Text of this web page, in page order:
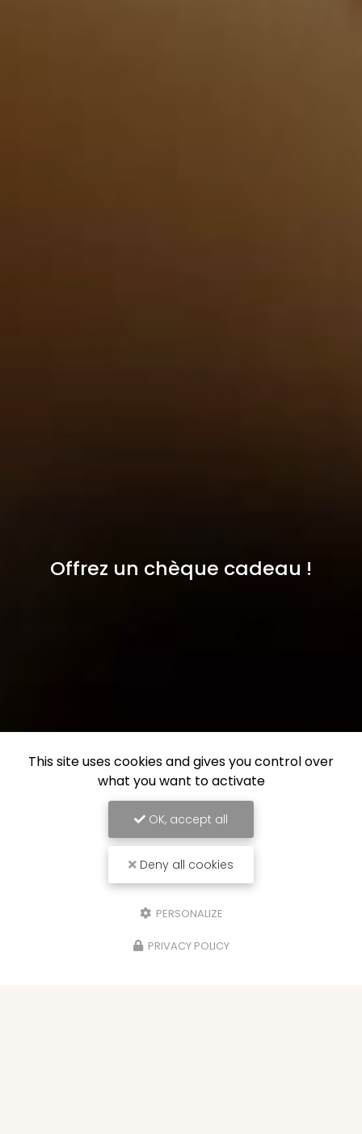
Offrez un chèque cadeau !
This site uses cookies and gives you control over
what you want to activate
OK, accept all
Deny all cookies
PERSONALIZE
PRIVACY POLICY